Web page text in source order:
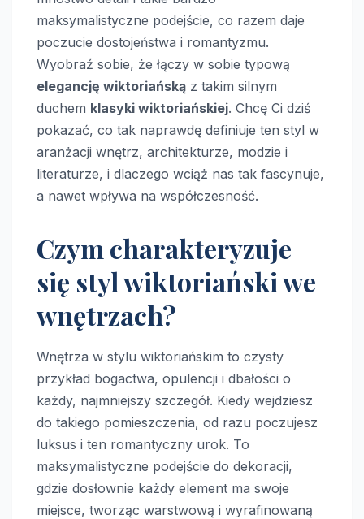
maksymalistyczne podejście, co razem daje
poczucie dostojeństwa i romantyzmu.
Wyobraź sobie, że łączy w sobie typową
elegancję wiktoriańską z takim silnym
duchem klasyki wiktoriańskiej. Chcę Ci dziś
pokazać, co tak naprawdę definiuje ten styl w
aranżacji wnętrz, architekturze, modzie i
literaturze, i dlaczego wciąż nas tak fascynuje,
a nawet wpływa na współczesność.
Czym charakteryzuje
się styl wiktoriański we
wnętrzach?
Wnętrza w stylu wiktoriańskim to czysty
przykład bogactwa, opulencji i dbałości o
każdy, najmniejszy szczegół. Kiedy wejdziesz
do takiego pomieszczenia, od razu poczujesz
luksus i ten romantyczny urok. To
maksymalistyczne podejście do dekoracji,
gdzie dosłownie każdy element ma swoje
miejsce, tworząc warstwową i wyrafinowaną